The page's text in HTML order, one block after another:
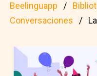
Beelinguapp
Conversaciones